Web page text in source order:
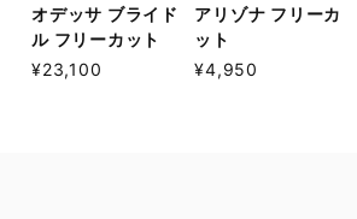
オデッサ ブライド
ル フリーカット
¥23,100
アリゾナ フリーカ
ット
¥4,950